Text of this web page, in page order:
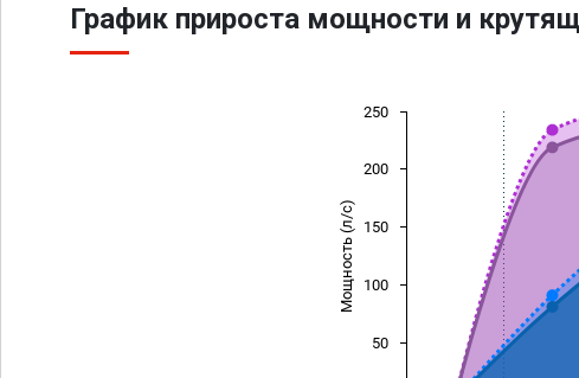
График прироста мощности и
Мощность (л/с)
50
100
150
200
250